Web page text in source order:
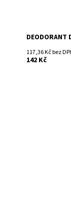
DEODORANT
117,36 Kč bez
142 Kč